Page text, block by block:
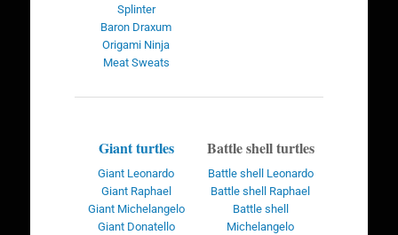
Splinter
Baron Draxum
Origami Ninja
Meat Sweats
Giant turtles
Giant Leonardo
Giant Raphael
Giant Michelangelo
Giant Donatello
Battle shell turtles
Battle shell Leonardo
Battle shell Raphael
Battle shell
Michelangelo